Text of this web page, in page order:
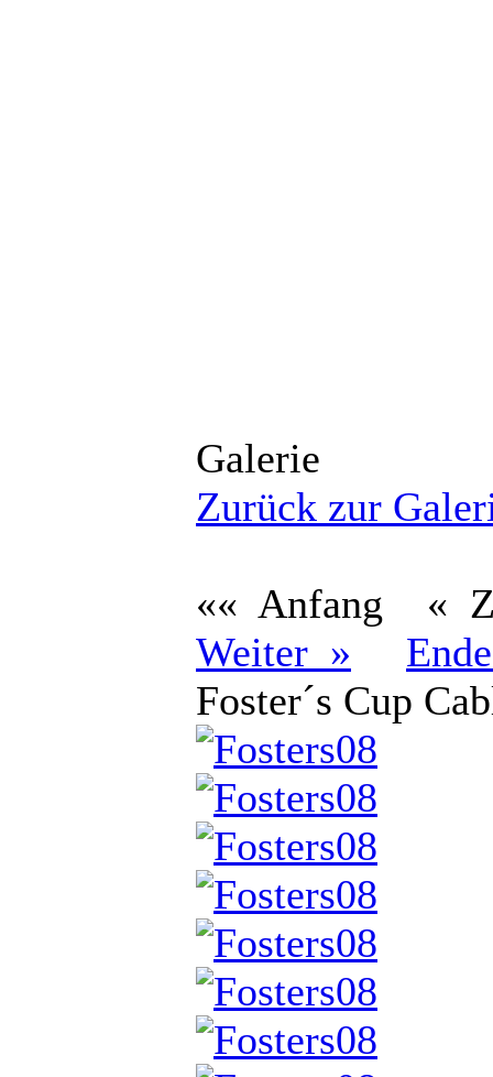
Galerie
Zurück zur
«« Anfang
«
Weiter »
Foster´s Cup